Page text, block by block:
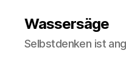
Wassersäge
Selbstdenken ist